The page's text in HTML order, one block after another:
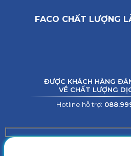
FACO CHẤT LƯỢNG
ĐƯỢC KHÁCH HÀNG
VỀ CHẤT LƯỢNG
Hotline hỗ trợ: